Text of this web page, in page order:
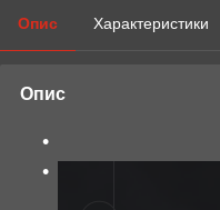
Опис Характеристики
Опис